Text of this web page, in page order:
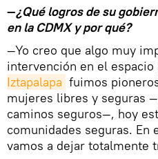
—¿Qué logros de su
en la CDMX y por qué?
—Yo creo que algo muy
intervención en el espacio
Iztapalapa fuimos
mujeres libres y seguras
caminos seguros—, hoy
comunidades seguras. En
vamos a dejar totalmente